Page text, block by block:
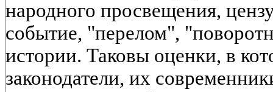
народного просвещения,
событие, "перелом",
истории. Таковы оценки, в
законодатели, их